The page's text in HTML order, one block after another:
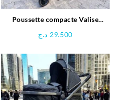
Poussette compacte Valise
29.500 د.ج